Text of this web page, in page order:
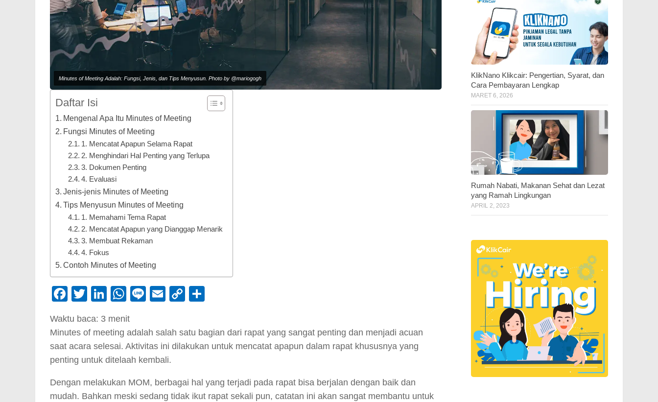
Minutes of Meeting Adalah: Fungsi, Jenis, dan Tips Menyusun. Photo by @mariogogh
Daftar Isi
Mengenal Apa Itu Minutes of Meeting
Fungsi Minutes of Meeting
1. Mencatat Apapun Selama Rapat
2. Menghindari Hal Penting yang Terlupa
3. Dokumen Penting
4. Evaluasi
Jenis-jenis Minutes of Meeting
Tips Menyusun Minutes of Meeting
1. Memahami Tema Rapat
2. Mencatat Apapun yang Dianggap Menarik
3. Membuat Rekaman
4. Fokus
Contoh Minutes of Meeting
Facebook
Twitter
LinkedIn
WhatsApp
LineEmail
Copy
Waktu baca: 3 menit
Minutes of meeting adalah salah satu bagian dari rapat yang sangat penting dan menjadi acuan
saat acara selesai. Aktivitas ini dilakukan untuk mencatat apapun dalam rapat khususnya yang
penting untuk ditelaah kembali.
Dengan melakukan MOM, berbagai hal yang terjadi pada rapat bisa berjalan dengan baik dan
mudah. Bahkan meski sedang tidak ikut rapat sekali pun, catatan ini akan sangat membantu untuk
KlikNano Klikcair: Pengertian, Syarat, dan
Cara Pembayaran Lengkap
MARET 6, 2026
Rumah Nabati, Makanan Sehat dan Lezat
yang Ramah Lingkungan
APRIL 2, 2023